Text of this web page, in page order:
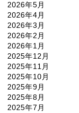
2026年5月
2026年4月
2026年3月
2026年2月
2026年1月
2025年12月
2025年11月
2025年10月
2025年9月
2025年8月
2025年7月